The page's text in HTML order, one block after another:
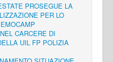
PROSEGUE LA
PER LO
CARCERE DI
UIL FP POLIZIA